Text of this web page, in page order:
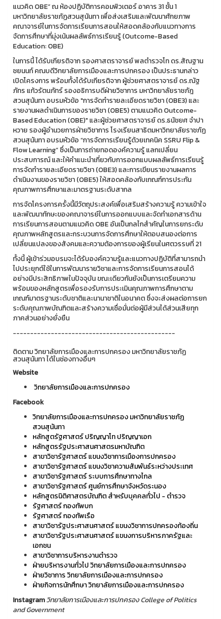
แนวคิด OBE” ณ ห้องปฏิบัติการคอมพิวเตอร์ อาคาร 31 ชั้น 1
มหาวิทยาลัยราชภัฏสวนสุนันทา เพื่อส่งเสริมและพัฒนาศักยภาพ
คณาจารย์ในการจัดการเรียนการสอนให้สอดคล้องกับแนวทางการ
จัดการศึกษาที่มุ่งเน้นผลลัพธ์การเรียนรู้ (Outcome-Based
Education: OBE)
ในการนี้ ได้รับเกียรติจาก รองศาสตราจารย์ พลตำรวจโท ดร.สัณฐาน
ชยนนท์ คณบดีวิทยาลัยการเมืองและการปกครอง เป็นประธานกล่าว
เปิดโครงการ พร้อมทั้งได้รับเกียรติจาก ผู้ช่วยศาสตราจารย์ ดร.ณัฐ
ภัทร แก้วรัตนภัทร์ รองอธิการบดีฝ่ายวิชาการ มหาวิทยาลัยราชภัฎ
สวนสุนันทา อบรมหัวข้อ "การจัดทำรายละเอียดรายวิชา (OBE3) และ
รายงานผลดำเนินการของรายวิชา (OBE5) ตามแนวคิด Outcome-
Based Education (OBE)" และผู้ช่วยศาสตราจารย์ ดร.ธนัชยศ จำปา
หวาย รองผู้อำนวยการฝ่ายวิชาการ โรงเรียนสาธิตมหาวิทยาลัยราชภัฏ
สวนสุนันทา อบรมหัวข้อ “การจัดการเรียนรู้ด้วยเทคนิค SSRU Flip &
Flow Learning” ซึ่งเป็นการถ่ายทอดองค์ความรู้ แลกเปลี่ยน
ประสบการณ์ และให้คำแนะนำเกี่ยวกับการออกแบบผลลัพธ์การเรียนรู้
การจัดทำรายละเอียดรายวิชา (OBE3) และการเขียนรายงานผลการ
ดำเนินงานของรายวิชา (OBE5) ให้สอดคล้องกับเกณฑ์การประกัน
คุณภาพการศึกษาและมาตรฐานระดับสากล
การจัดโครงการครั้งนี้มีวัตถุประสงค์เพื่อเสริมสร้างความรู้ ความเข้าใจ
และพัฒนาทักษะของคณาจารย์ในการออกแบบและจัดทำเอกสารด้าน
การเรียนการสอนตามแนวคิด OBE อันเป็นกลไกสำคัญในการยกระดับ
คุณภาพหลักสูตรและกระบวนการจัดการศึกษาให้ตอบสนองต่อการ
เปลี่ยนแปลงของสังคมและความต้องการของผู้เรียนในศตวรรษที่ 21
ทั้งนี้ ผู้เข้าร่วมอบรมจะได้รับองค์ความรู้และแนวทางปฏิบัติที่สามารถนำ
ไปประยุกต์ใช้ในการพัฒนารายวิชาและการจัดการเรียนการสอนได้
อย่างมีประสิทธิภาพในปัจจุบัน ขณะเดียวกันยังเป็นการเตรียมความ
พร้อมของหลักสูตรเพื่อรองรับการประเมินคุณภาพการศึกษาตาม
เกณฑ์มาตรฐานระดับชาติและนานาชาติในอนาคต ซึ่งจะส่งผลต่อการยก
ระดับคุณภาพบัณฑิตและสร้างความเชื่อมั่นต่อผู้มีส่วนได้ส่วนเสียทุก
ภาคส่วนอย่างยั่งยืน
-----------------------------------------------
ติดตาม วิทยาลัยการเมืองและการปกครอง มหาวิทยาลัยราชภัฏ
สวนสุนันทา ได้ในช่องทางอื่นๆ
Website
วิทยาลัยการเมืองและการปกครอง
Facebook
วิทยาลัยการเมืองและการปกครอง มหาวิทยาลัยราชภัฏ
สวนสุนันทา
หลักสูตรัฐศาสตร์ ปริญญาโท ปริญญาเอก
หลักสูตรรัฐประศาสนศาสตรมหาบัณฑิต
สาขาวิชารัฐศาสตร์ แขนงวิชาการเมืองการปกครอง
สาขาวิชารัฐศาสตร์ แขนงวิชาความสัมพันธ์ระหว่างประเทศ
สาขาวิชารัฐศาสตร์ ระบบการศึกษาทางไกล
สาขาวิชารัฐศาสตร์ ศูนย์การศึกษาจังหวัดระนอง
หลักสูตรนิติศาสตรบัณฑิต สำหรับบุคคลทั่วไป - ตำรวจ
รัฐศาสตร์ กองทัพบก
รัฐศาสตร์ กองทัพเรือ
สาขาวิชารัฐประศาสนศาสตร์ แขนงวิชาการปกครองท้องถิ่น
สาขาวิชารัฐประศาสนศาสตร์ แขนงการบริหารภาครัฐและ
เอกชน
สาขาวิชาการบริหารงานตำรวจ
ฝ่ายบริหารงานทั่วไป วิทยาลัยการเมืองและการปกครอง
ฝ่ายวิชาการ วิทยาลัยการเมืองและการปกครอง
ฝ่ายกิจการนักศึกษา วิทยาลัยการเมืองและการปกครอง
Instagramวิทยาลัยการเมืองและการปกครอง College of Politics
and Government